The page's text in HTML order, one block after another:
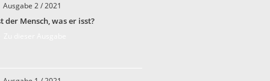
Ausgabe 2 / 2021
der Mensch, was er isst?